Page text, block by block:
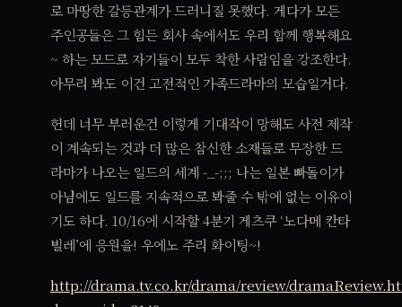
로 마땅한 갈등관계가 드러니질 못했다. 게다가 모든
주인공들은 그 힘든 회사 속에서도 우리 함께 행복해요
~ 하는 모드로 자기들이 모두 착한 사람임을 강조한다.
아무리 봐도 이건 고전적인 가족드라마의 모습일거다.
헌데 너무 부러운건 이렇게 기대작이 망해도 사전 제작
이 계속되는 것과 더 많은 참신한 소재들로 무장한 드
라마가 나오는 일드의 세계 -_-;;; 나는 일본 빠돌이가
아님에도 일드를 지속적으로 봐줄 수 밖에 없는 이유이
기도 하다. 10/16에 시작할 4분기 게츠쿠 ‘노다메 칸타
빌레’에 응원을! 우에노 주리 화이팅~!
http://drama.tv.co.kr/drama/review/